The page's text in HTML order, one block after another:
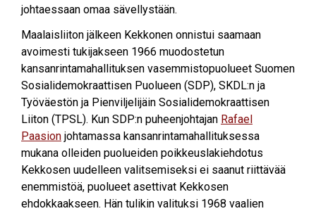
johtaessaan omaa sävellystään.
Maalaisliiton jälkeen Kekkonen onnistui saamaan
avoimesti tukijakseen 1966 muodostetun
kansanrintamahallituksen vasemmistopuolueet Suomen
Sosialidemokraattisen Puolueen (SDP), SKDL:n ja
Työväestön ja Pienviljelijäin Sosialidemokraattisen
Liiton (TPSL). Kun SDP:n puheenjohtajan Rafael
Paasion johtamassa kansanrintamahallituksessa
mukana olleiden puolueiden poikkeuslakiehdotus
Kekkosen uudelleen valitsemiseksi ei saanut riittävää
enemmistöä, puolueet asettivat Kekkosen
ehdokkaakseen. Hän tulikin valituksi 1968 vaalien